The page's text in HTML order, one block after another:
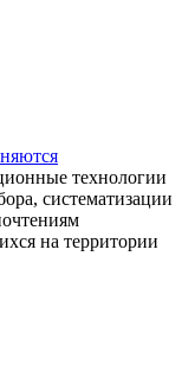
технологии
систематизации
на территории